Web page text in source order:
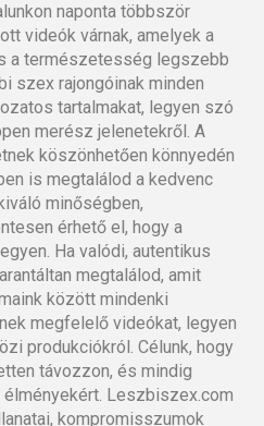
naponta többször
videók várnak, amelyek a
a természetesség legszebb
szex rajongóinak minden
tartalmakat, legyen szó
merész jelenetekről. A
köszönhetően könnyedén
is megtalálod a kedvenc
minőségben,
érhető el, hogy a
Ha valódi, autentikus
megtalálod, amit
között mindenki
megfelelő videókat, legyen
produkciókról. Célunk, hogy
távozzon, és mindig
Leszbiszex.com
kompromisszumok